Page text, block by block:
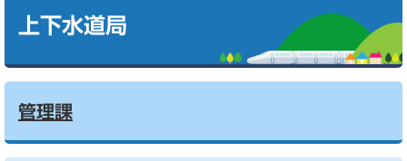
上下水道局
管理課